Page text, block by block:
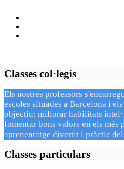
Classes col·legis
Els nostres professors
escoles situades a Barcelona i
objectiu: millorar habilitats
fomentar bons valors en els més
aprenentatge divertit i pràctic
Classes particulars